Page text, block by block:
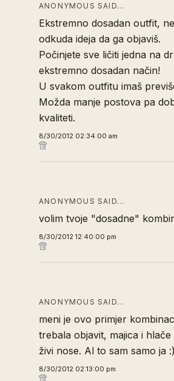
ANONYMOUS SAID…
Ekstremno dosadan outfit,
odkuda ideja da ga objaviš.
Počinjete sve ličiti jedna na
ekstremno dosadan način!
U svakom outfitu imaš
Možda manje postova pa
kvaliteti.
8/30/2012 02:34:00 am
ANONYMOUS SAID…
volim tvoje "dosadne"
8/30/2012 12:40:00 pm
ANONYMOUS SAID…
meni je ovo primjer
trebala objavit, majica i
živi nose. Al to sam samo ja :)
8/30/2012 02:13:00 pm